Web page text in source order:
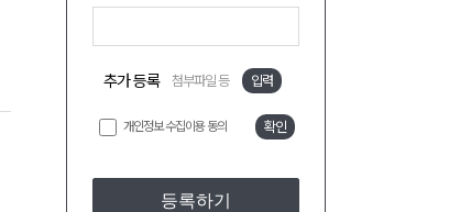
추가 등록 첨부파일 등 입력
개인정보 수집이용 동의 확인
등록하기